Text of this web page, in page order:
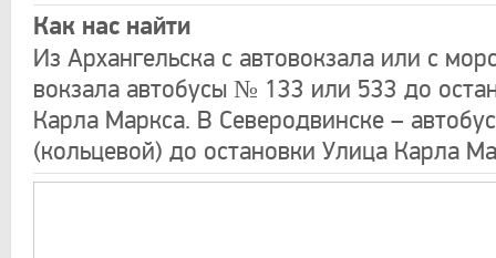
Как нас найти
Из Архангельска с автовокзала или с
вокзала автобусы № 133 или 533 до
Карла Маркса. В Северодвинске –
(кольцевой) до остановки Улица Карла